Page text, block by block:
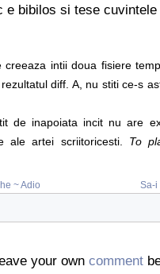
bibilos si tese
intii doua fisiere
diff. A, nu stiti ce-s
de inapoiata incit nu are
ale artei scriitoricesti. To
~ Adio Sa-i
your own comment